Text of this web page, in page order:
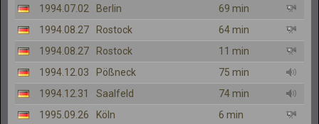
1994.07.02
Berlin
69 min
1994.08.27
Rostock
64 min
1994.08.27
Rostock
11 min
1994.12.03
Pößneck
75 min
1994.12.31
Saalfeld
74 min
1995.09.26
Köln
6 min